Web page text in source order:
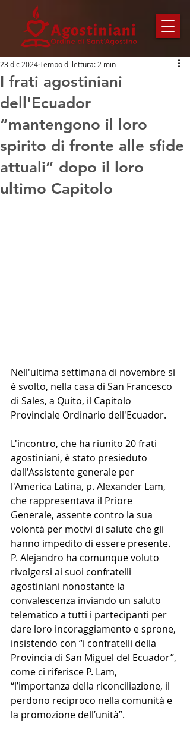
I frati agostiniani
dell'Ecuador
“mantengono il loro
spirito di fronte alle sfide
attuali” dopo il loro
ultimo Capitolo
23 dic 2024Tempo di lettura: 2 min
Nell'ultima settimana di novembre si
è svolto, nella casa di San Francesco
di Sales, a Quito, il Capitolo
Provinciale Ordinario dell'Ecuador.
L'incontro, che ha riunito 20 frati
agostiniani, è stato presieduto
dall'Assistente generale per
l'America Latina, p. Alexander Lam,
che rappresentava il Priore
Generale, assente contro la sua
volontà per motivi di salute che gli
hanno impedito di essere presente.
P. Alejandro ha comunque voluto
rivolgersi ai suoi confratelli
agostiniani nonostante la
convalescenza inviando un saluto
telematico a tutti i partecipanti per
dare loro incoraggiamento e sprone,
insistendo con “i confratelli della
Provincia di San Miguel del Ecuador”,
come ci riferisce P. Lam,
“l’importanza della riconciliazione, il
perdono reciproco nella comunità e
la promozione dell’unità”.